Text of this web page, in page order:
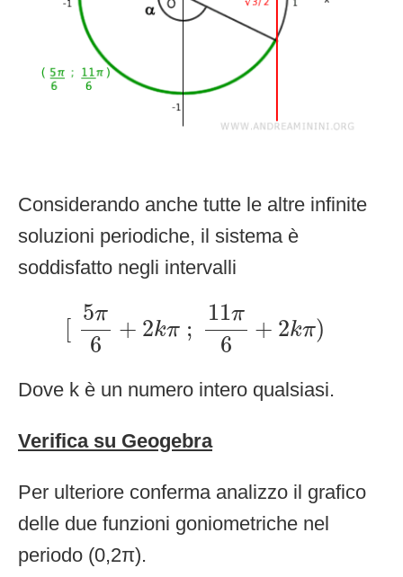
Considerando anche tutte le altre infinite
soluzioni periodiche, il sistema è
soddisfatto negli intervalli
[
5π
6
+ 2kπ ;
11π
6
+ 2kπ)
5π 11π6
Dove k è un numero intero qualsiasi.
Verifica su Geogebra
Per ulteriore conferma analizzo il grafico
delle due funzioni goniometriche nel
periodo (0,2π).